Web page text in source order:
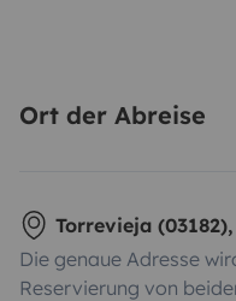
Ort der Abreise
Torrevieja
Die genaue Adresse
Reservierung von